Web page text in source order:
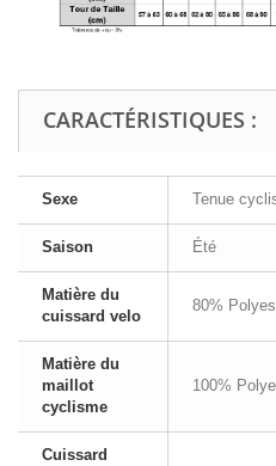
CARACTÉRISTIQUES :
Sexe Tenue
Saison Été
Matière du
cuissard velo
80%
Matière du
maillot
cyclisme
100%
Cuissard